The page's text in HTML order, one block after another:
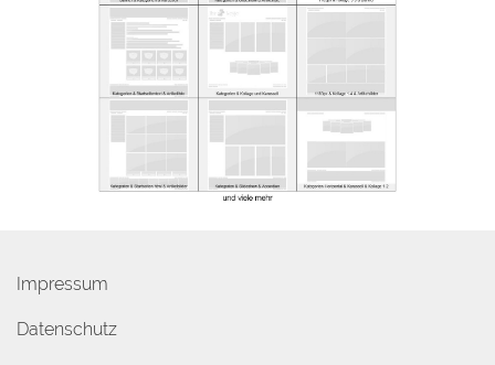
Impressum
Datenschutz